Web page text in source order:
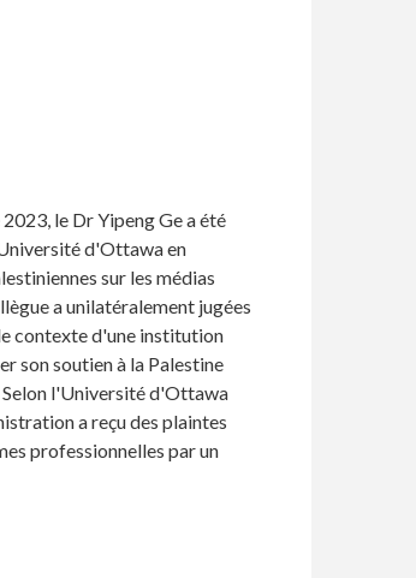
le Dr Yipeng Ge a été
d'Ottawa en
sur les médias
a unilatéralement jugées
contexte d'une institution
son soutien à la Palestine
Selon l'Université d'Ottawa
a reçu des plaintes
professionnelles par un